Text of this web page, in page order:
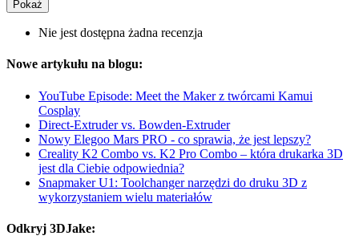
Pokaż
Nie jest dostępna żadna recenzja
Nowe artykułu na blogu:
YouTube Episode: Meet the Maker z twórcami Kamui
Cosplay
Direct-Extruder vs. Bowden-Extruder
Nowy Elegoo Mars PRO - co sprawia, że jest lepszy?
Creality K2 Combo vs. K2 Pro Combo – która drukarka 3D
jest dla Ciebie odpowiednia?
Snapmaker U1: Toolchanger narzędzi do druku 3D z
wykorzystaniem wielu materiałów
Odkryj 3DJake: